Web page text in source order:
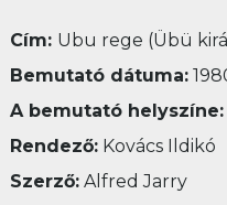
Cím: Ubu rege (Übü
Bemutató dátuma:
A bemutató helyszíne:
Rendező:Kovács Ildikó
Szerző:Alfred Jarry